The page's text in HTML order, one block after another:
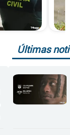
Últimas